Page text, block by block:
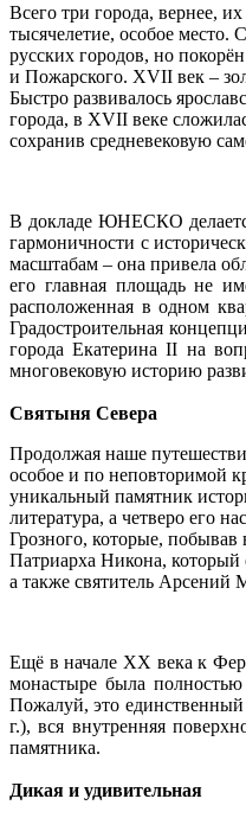
Всего три города, вернее,
тысячелетие, особое место.
русских городов, но
и Пожарского. XVII век –
Быстро развивалось
города, в XVII веке
сохранив средневековую
В докладе ЮНЕСКО делается
гармоничности с
масштабам – она привела
его главная площадь не
расположенная в одном
Градостроительная
города Екатерина II на
многовековую историю
Святыня Севера
Продолжая наше
особое и по неповторимой
уникальный памятник
литература, а четверо его
Грозного, которые,
Патриарха Никона,
а также святитель Арсений
Ещё в начале XX века к
монастыре была
Пожалуй, это единственный
г.), вся внутренняя
памятника.
Дикая и удивительная